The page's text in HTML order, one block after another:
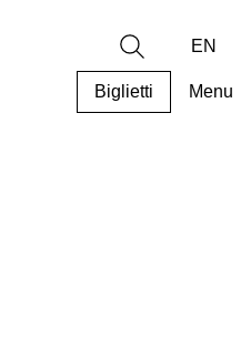
Ricerca EN
Biglietti Menu